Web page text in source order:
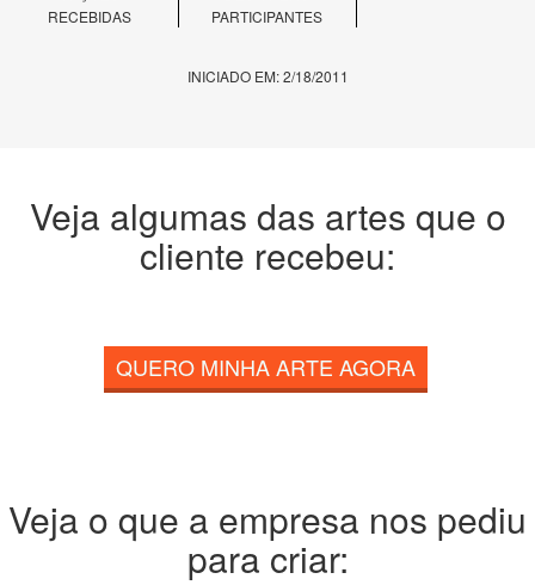
RECEBIDAS
PARTICIPANTES
INICIADO EM: 2/18/2011
Veja algumas das artes que o
cliente recebeu:
QUERO MINHA ARTE AGORA
Veja o que a empresa nos pediu
para criar: